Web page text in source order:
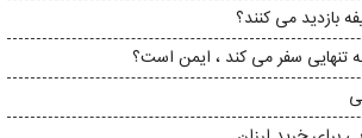
بازدید می کنند؟
تنهایی سفر می کند ، ایمن است؟